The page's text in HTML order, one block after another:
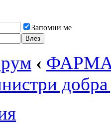
Запомни ме
‹